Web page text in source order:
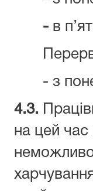
- в
- з
4.3.
на цей час